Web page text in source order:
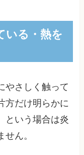
る・熱を
やさしく触って
方だけ明らかに
という場合は炎
ん。